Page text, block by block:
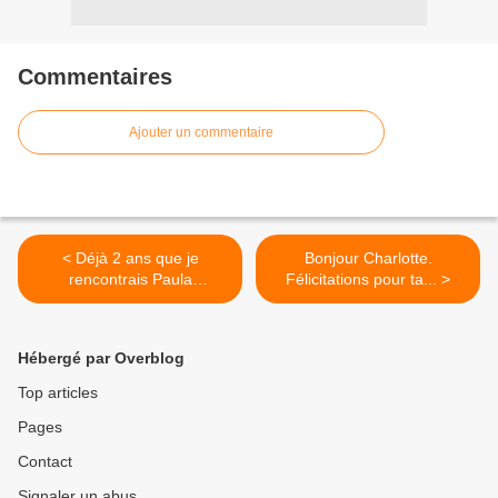
Commentaires
Ajouter un commentaire
< Déjà 2 ans que je
rencontrais Paula
Guiñazú......
Bonjour Charlotte.
Félicitations pour ta... >
Hébergé par Overblog
Top articles
Pages
Contact